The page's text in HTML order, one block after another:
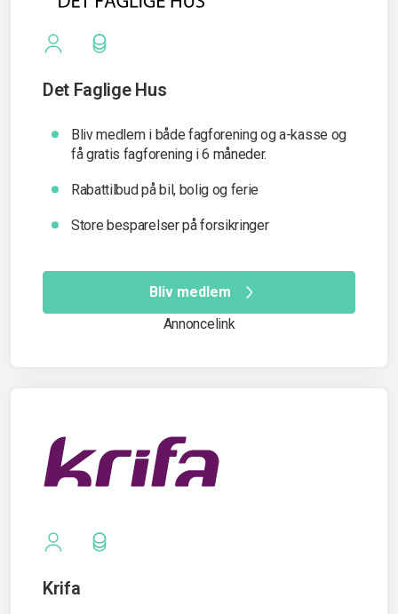
Det Faglige Hus
Bliv medlem i både fagforening og a-kasse og
få gratis fagforening i 6 måneder.
Rabattilbud på bil, bolig og ferie
Store besparelser på forsikringer
Bliv medlem
Annoncelink
Krifa